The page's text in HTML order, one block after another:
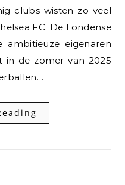
clubs wisten zo veel
FC. De Londense
eigenaren
in de zomer van 2025